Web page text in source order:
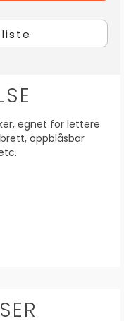
egnet for lettere
oppblåsbar